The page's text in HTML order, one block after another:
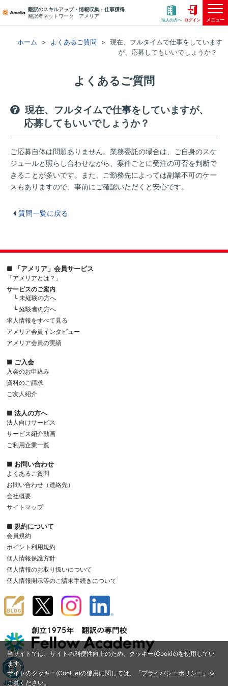
翻訳のスキルアップ・情報収集・仕事獲得
翻訳者ネットワーク アメリア
法人の方へ ログイン メニュー
当サイトでは、サイトの利便性向上のため、クッキー(Cookie)を使用してい
ます。
サイトのクッキー(Cookie)の使用に関しては、「プライバシーポリシー 」を
ご覧ください。
ホーム よくあるご質問
現在、フルタイムで仕事をしています
が、応募してもいいでしょうか？
よくあるご質問
現在、フルタイムで仕事をしていますが、
応募してもいいでしょうか？
ご応募自体は問題ありません。業務委託の場合は、ご自身のスケ
ジュールと照らし合わせながら、案件ごとに受注の可否を判断で
きることが多いです。また、ご勤務先によっては副業不可のケー
スもありますので、事前にご確認いただくと安心です。
質問一覧に戻る
■ 「アメリア」会員サービス
「アメリアとは？」
サービスのご案内
└ 未経験の方へ
└ 経験者の方へ
求人情報をすべて見る
アメリア会員インタビュー
アメリア会員の実績
■ ご入会
入会のお申込み
資料のご請求
ご友人紹介
■ 法人の方へ
法人向けサービス
サービス紹介動画
ご利用企業一覧
■ お問い合わせ
よくあるご質問
お問い合わせ（連絡先）
会社概要
サイトマップ
■ 規約について
会員規約
ポイント利用規約
個人情報保護方針
個人情報のお取り扱いについて
個人情報開示等のご請求手続きについて